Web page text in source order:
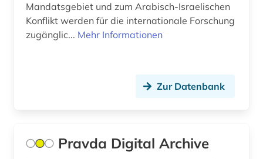
eskimo (1)
eslav i. (1)
ev, fedor i. (1)
Island (1)
Israel (1)
Jugoslawien (15)
Mandatsgebiet und zum Arabisch-Israelischen
Konflikt werden für die internationale Forschung
zugänglic... Mehr Informationen
Zur Datenbank
Pravda Digital Archive